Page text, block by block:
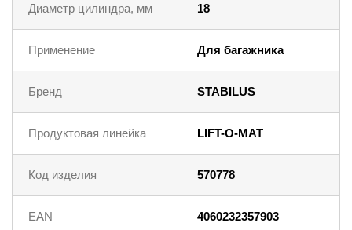
Диаметр цилиндра, мм 18
Применение Для багажника
Бренд STABILUS
Продуктовая линейка LIFT-O-MAT
Код изделия 570778
EAN 4060232357903